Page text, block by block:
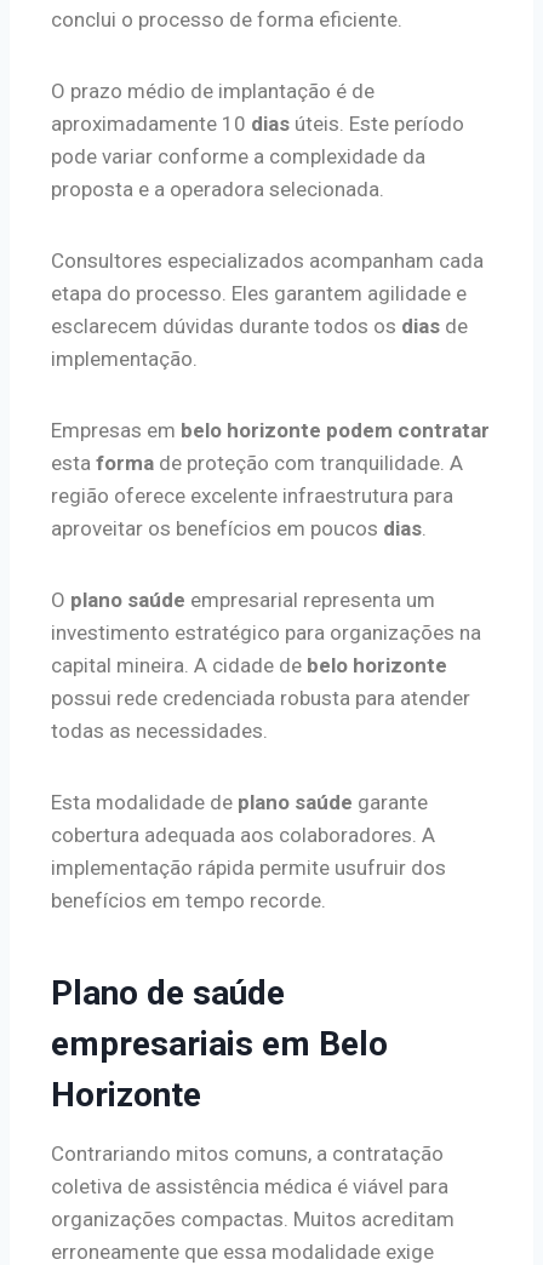
conclui o processo de forma eficiente.
O prazo médio de implantação é de
aproximadamente 10 dias úteis. Este período
pode variar conforme a complexidade da
proposta e a operadora selecionada.
Consultores especializados acompanham cada
etapa do processo. Eles garantem agilidade e
esclarecem dúvidas durante todos os dias de
implementação.
Empresas em belo horizonte podem contratar
esta forma de proteção com tranquilidade. A
região oferece excelente infraestrutura para
aproveitar os benefícios em poucos dias
O plano saúde empresarial representa um
investimento estratégico para organizações na
capital mineira. A cidade de belo horizonte
possui rede credenciada robusta para atender
todas as necessidades.
Esta modalidade de plano saúde garante
cobertura adequada aos colaboradores. A
implementação rápida permite usufruir dos
benefícios em tempo recorde.
Plano de saúde
empresariais em Belo
Horizonte
Contrariando mitos comuns, a contratação
coletiva de assistência médica é viável para
organizações compactas. Muitos acreditam
erroneamente que essa modalidade exige